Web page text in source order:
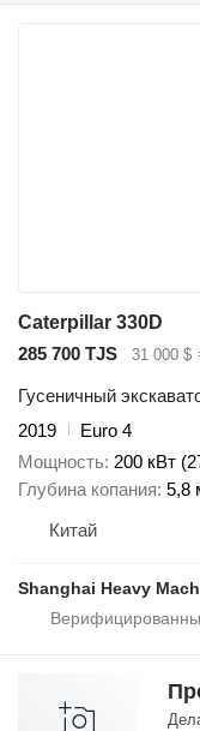
Caterpillar 330D
285 700 TJS
31 000 $
Гусеничный
2019
Euro 4
Мощность 200 кВт
Глубина копания 5,8
Китай
Shanghai Heavy